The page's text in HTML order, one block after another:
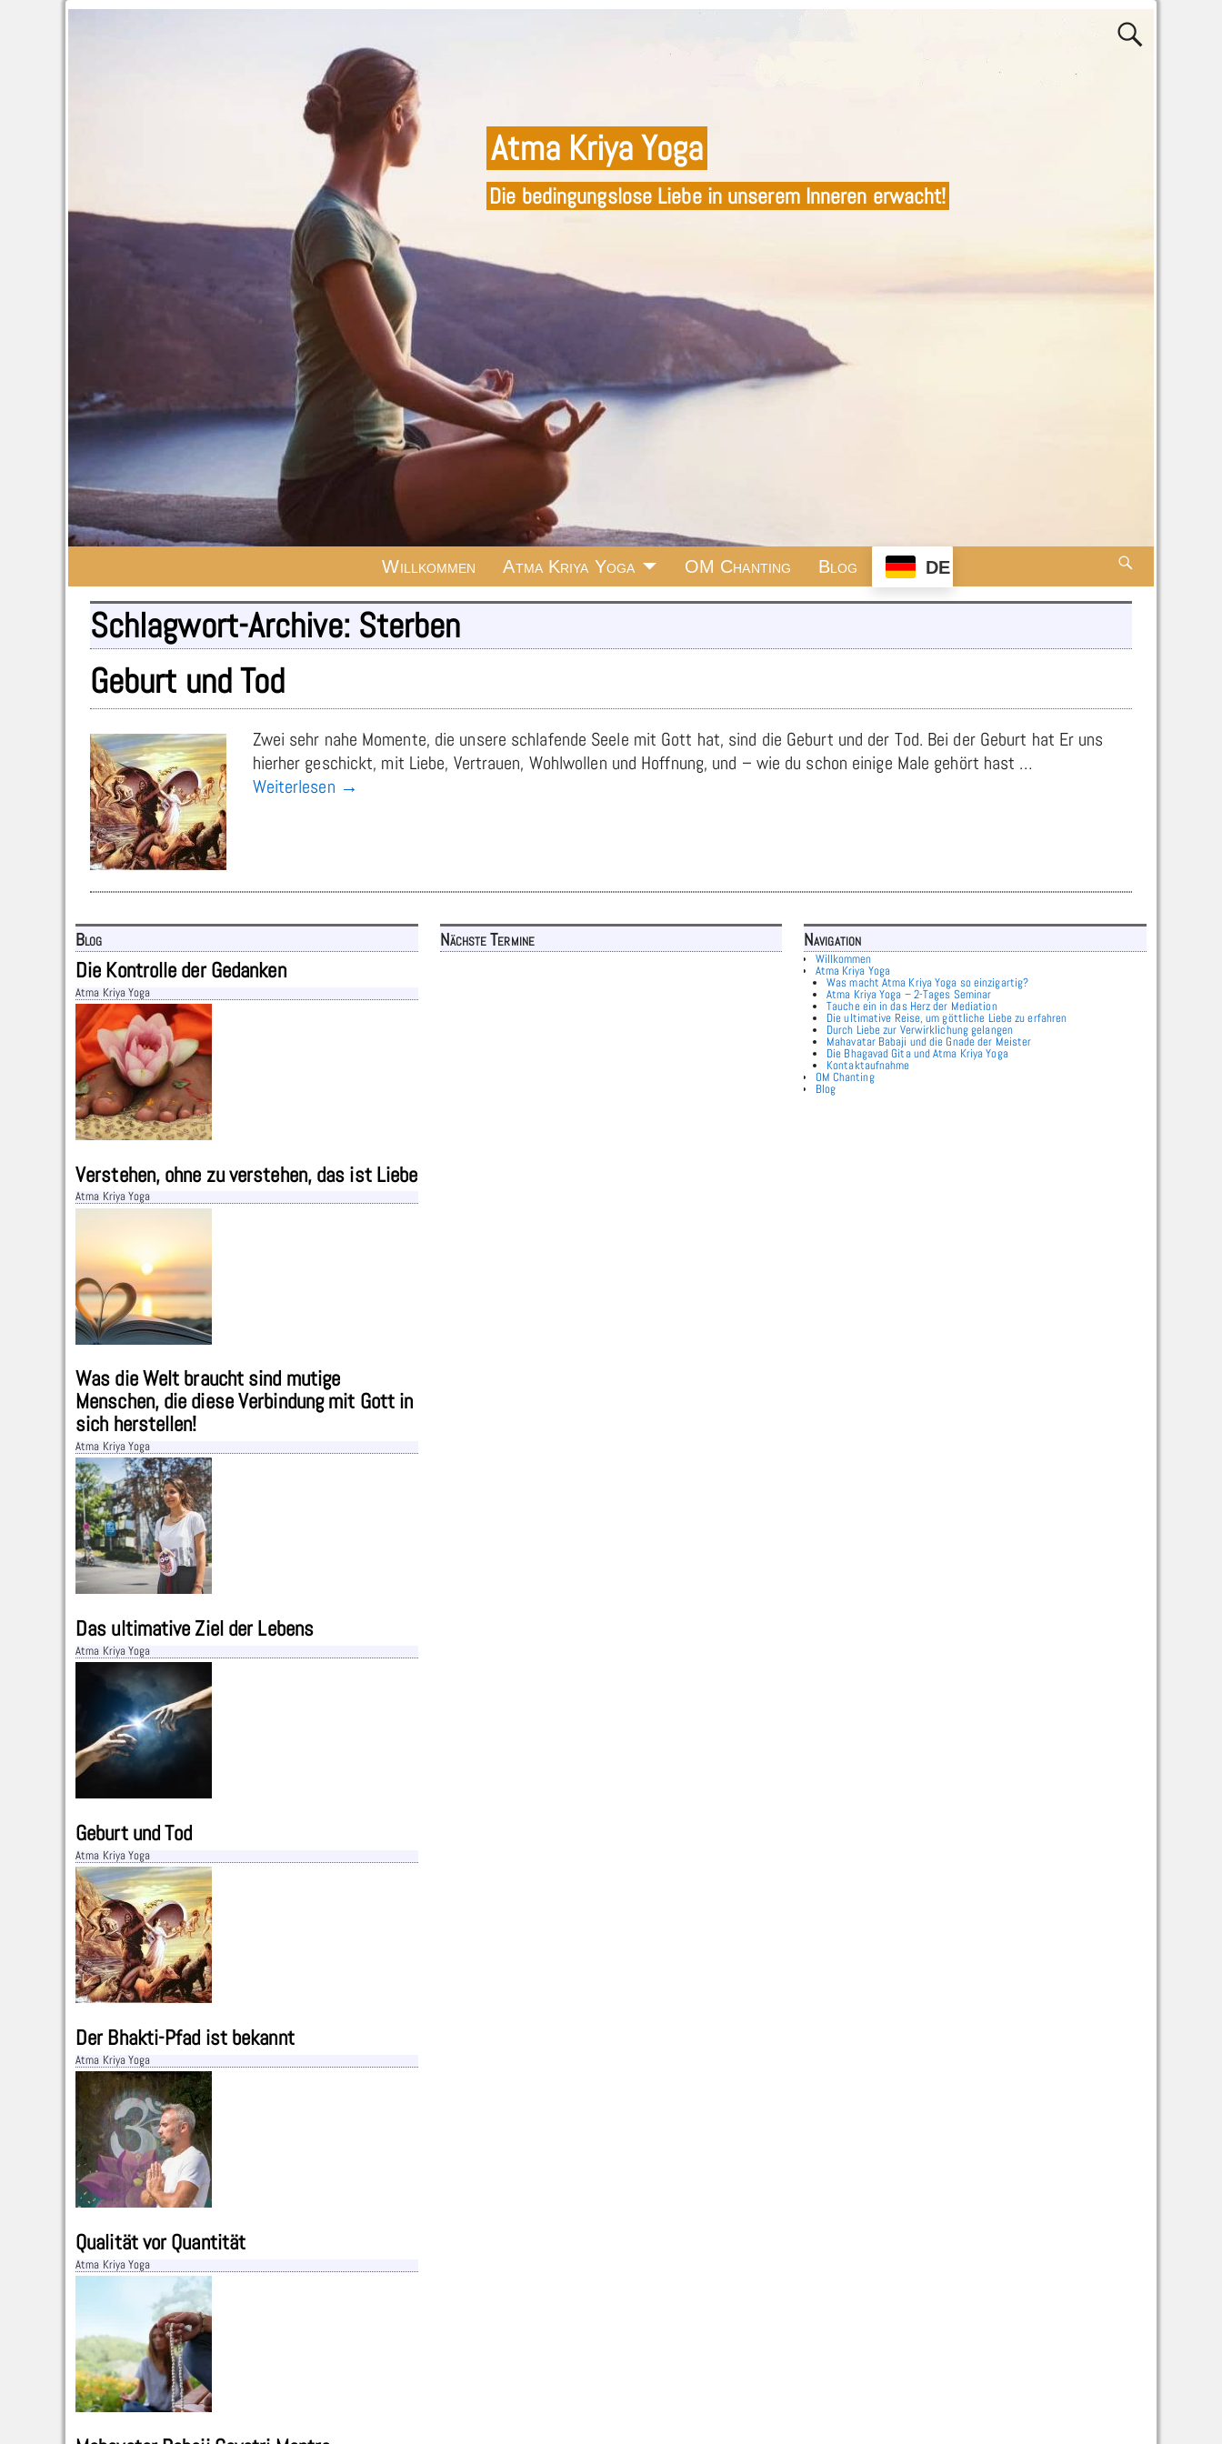
Atma Kriya Yoga
Die bedingungslose Liebe in unserem Inneren erwacht!
Willkommen Atma Kriya Yoga OM Chanting Blog DE
Schlagwort-Archive: Sterben
Geburt und Tod
Zwei sehr nahe Momente, die unsere schlafende Seele mit Gott hat, sind die Geburt und der Tod. Bei der Geburt hat Er uns
hierher geschickt, mit Liebe, Vertrauen, Wohlwollen und Hoffnung, und – wie du schon einige Male gehört hast …
Weiterlesen →
Blog
Die Kontrolle der Gedanken
Atma Kriya Yoga
Verstehen, ohne zu verstehen, das ist Liebe
Atma Kriya Yoga
Was die Welt braucht sind mutige
Menschen, die diese Verbindung mit Gott in
sich herstellen!
Atma Kriya Yoga
Das ultimative Ziel der Lebens
Atma Kriya Yoga
Geburt und Tod
Atma Kriya Yoga
Der Bhakti-Pfad ist bekannt
Atma Kriya Yoga
Qualität vor Quantität
Atma Kriya Yoga
Nächste Termine Navigation
Willkommen
Atma Kriya Yoga
Was macht Atma Kriya Yoga so einzigartig?
Atma Kriya Yoga – 2-Tages Seminar
Tauche ein in das Herz der Mediation
Die ultimative Reise, um göttliche Liebe zu erfahren
Durch Liebe zur Verwirklichung gelangen
Mahavatar Babaji und die Gnade der Meister
Die Bhagavad Gita und Atma Kriya Yoga
Kontaktaufnahme
OM Chanting
Blog